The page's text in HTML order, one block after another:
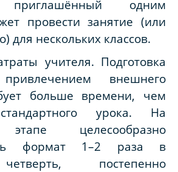
приглашённый одним
провести занятие (или
для нескольких классов.
учителя. Подготовка
внешнего
больше времени, чем
урока. На
целесообразно
формат 1–2 раза в
постепенно